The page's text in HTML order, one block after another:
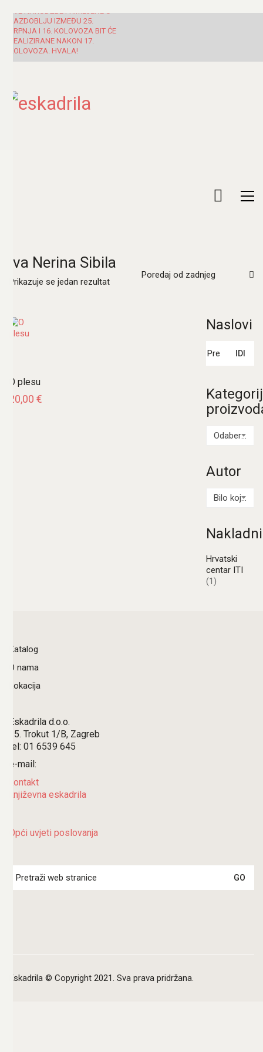
SVE NARUDŽBE PRIMLJENE U
RAZDOBLJU IZMEĐU 25.
SRPNJA I 16. KOLOVOZA BIT ĆE
REALIZIRANE NAKON 17.
KOLOVOZA. HVALA!
Iva Nerina Sibila
Prikazuje se jedan rezultat
Poredaj od zadnjeg
O plesu
20,00 €
Naslovi
IDI
Odaberi kategoriju
Autor
Bilo koji Autor
Hrvatski
centar ITI
(1)
Katalog
O nama
Lokacija
Eskadrila d.o.o.
15. Trokut 1/B, Zagreb
tel: 01 6539 645
e-mail:
kontakt
književna eskadrila
Opći uvjeti poslovanja
for:
Eskadrila © Copyright 2021. Sva prava pridržana.